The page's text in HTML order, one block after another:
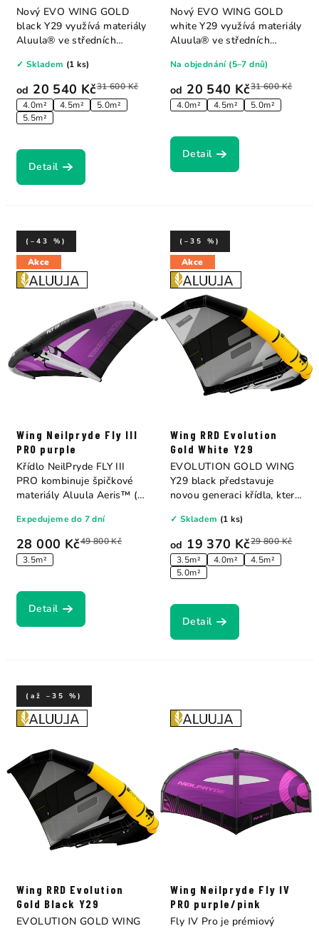
od 20 540 Kč31 600 Kč
4.0m²
4.5m²
5.0m²
5.5m²
✓ Skladem (1 ks)
Detail
Nový EVO WING GOLD
black Y29 využívá materiály
Aluula® ve středních
od 20 540 Kč31 600 Kč
4.0m²
4.5m² 5.0m²
Na objednání (5–7 dnů)
Detail
Nový EVO WING GOLD
white Y29 využívá materiály
Aluula® ve středních
Akce
Wing Neilpryde Fly III
PRO purple
28 000 Kč49 800 Kč
(–43 %)
3.5m²
Expedujeme do 7 dní
Detail
Křídlo NeilPryde FLY III
PRO kombinuje špičkové
materiály Aluula Aeris™ (na
Akce
Wing RRD Evolution
Gold White Y29
od 19 370 Kč29 800 Kč
(–35 %)
3.5m² 4.0m²
4.5m²
5.0m²
✓ Skladem (1 ks)
Detail
EVOLUTION GOLD WING
Y29 black představuje
novou generaci křídla, které
Wing RRD Evolution
Gold Black Y29
(až –35 %)
EVOLUTION GOLD WING
Wing Neilpryde Fly IV
PRO purple/pink
Fly IV Pro je prémiový